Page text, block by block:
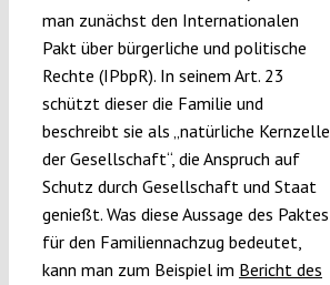
man zunächst den Internationalen
Pakt über bürgerliche und politische
Rechte (IPbpR). In seinem Art. 23
schützt dieser die Familie und
beschreibt sie als „natürliche Kernzelle
der Gesellschaft“, die Anspruch auf
Schutz durch Gesellschaft und Staat
genießt. Was diese Aussage des Paktes
für den Familiennachzug bedeutet,
kann man zum Beispiel im Bericht des